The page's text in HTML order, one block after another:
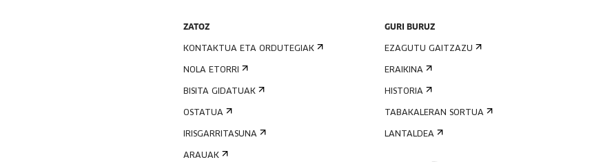
ZATOZ
KONTAKTUA ETA ORDUTEGIAK
NOLA ETORRI
BISITA GIDATUAK
OSTATUA
IRISGARRITASUNA
ARAUAK
GURI BURUZ
EZAGUTU GAITZAZU
ERAIKINA
HISTORIA
TABAKALERAN SORTUA
LANTALDEA